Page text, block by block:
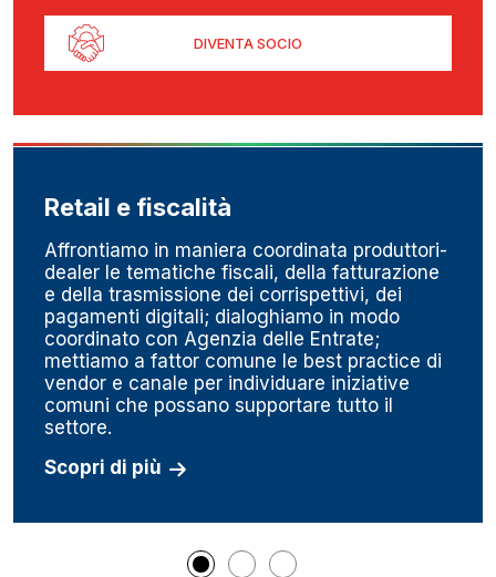
DIVENTA SOCIO
Retail e fiscalità
Affrontiamo in maniera coordinata produttori-
dealer le tematiche fiscali, della fatturazione
e della trasmissione dei corrispettivi, dei
pagamenti digitali; dialoghiamo in modo
coordinato con Agenzia delle Entrate;
mettiamo a fattor comune le best practice di
vendor e canale per individuare iniziative
comuni che possano supportare tutto il
settore.
Scopri di più